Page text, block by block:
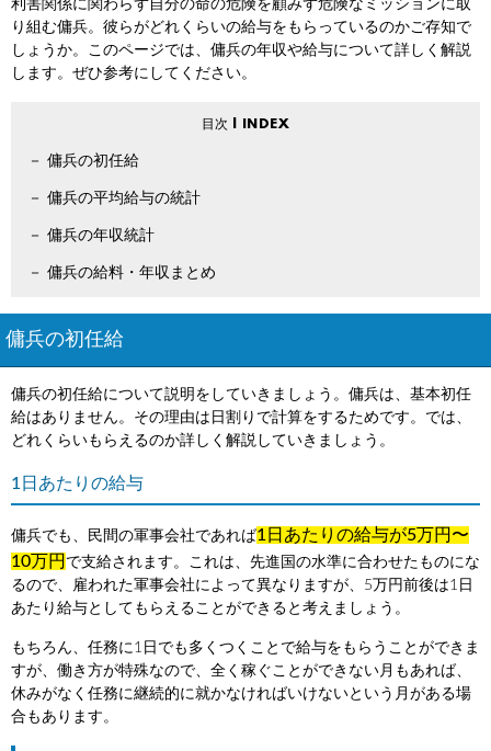
利害関係に関わらず自分の命の危険を顧みず危険なミッションに取
り組む傭兵。彼らがどれくらいの給与をもらっているのかご存知で
しょうか。このページでは、傭兵の年収や給与について詳しく解説
します。ぜひ参考にしてください。
傭兵の初任給
傭兵の平均給与の統計
傭兵の年収統計
傭兵の給料・年収まとめ
傭兵の初任給
傭兵の初任給について説明をしていきましょう。傭兵は、基本初任
給はありません。その理由は日割りで計算をするためです。では、
どれくらいもらえるのか詳しく解説していきましょう。
1日あたりの給与
傭兵でも、民間の軍事会社であれば1日あたりの給与が5万円〜
10万円 で支給されます。これは、先進国の水準に合わせたものにな
るので、雇われた軍事会社によって異なりますが、5万円前後は1日
あたり給与としてもらえることができると考えましょう。
もちろん、任務に1日でも多くつくことで給与をもらうことができま
すが、働き方が特殊なので、全く稼ぐことができない月もあれば、
休みがなく任務に継続的に就かなければいけないという月がある場
合もあります。